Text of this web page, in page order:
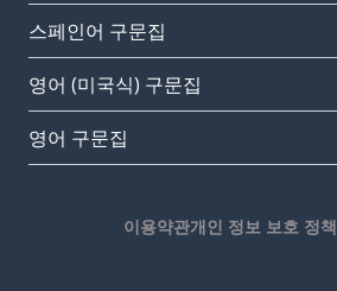
스페인어 구문집
영어 (미국식) 구문집
영어 구문집
이용약관개인 정보 보호 정책